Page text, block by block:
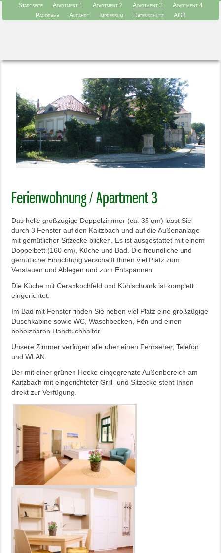
Startseite Apartment 1 Apartment 2 Apartment 3
Apartment 4
Panorama
Anfahrt Impressum Datenschutz AGB
Ferienwohnung / Apartment 3
Das helle großzügige Doppelzimmer (ca. 35 qm) lässt Sie
durch 3 Fenster auf den Kaitzbach und auf die Außenanlage
mit gemütlicher Sitzecke blicken. Es ist ausgestattet mit einem
Doppelbett (160 cm), Küche und Bad. Die freundliche und
gemütliche Einrichtung verschafft Ihnen viel Platz zum
Verstauen und Ablegen und zum Entspannen.
Die Küche mit Cerankochfeld und Kühlschrank ist komplett
eingerichtet.
Im Bad mit Fenster finden Sie neben viel Platz eine großzügige
Duschkabine sowie WC, Waschbecken, Fön und einen
beheizbaren Handtuchhalter.
Unsere Zimmer verfügen alle über einen Fernseher, Telefon
und WLAN.
Der mit einer grünen Hecke eingegrenzte Außenbereich am
Kaitzbach mit eingerichteter Grill- und Sitzecke steht Ihnen
direkt zur Verfügung.